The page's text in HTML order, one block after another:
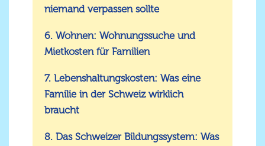
niemand verpassen sollte
6. Wohnen: Wohnungssuche und
Mietkosten für Familien
7. Lebenshaltungskosten: Was eine
Familie in der Schweiz wirklich
braucht
8. Das Schweizer Bildungssystem: Was